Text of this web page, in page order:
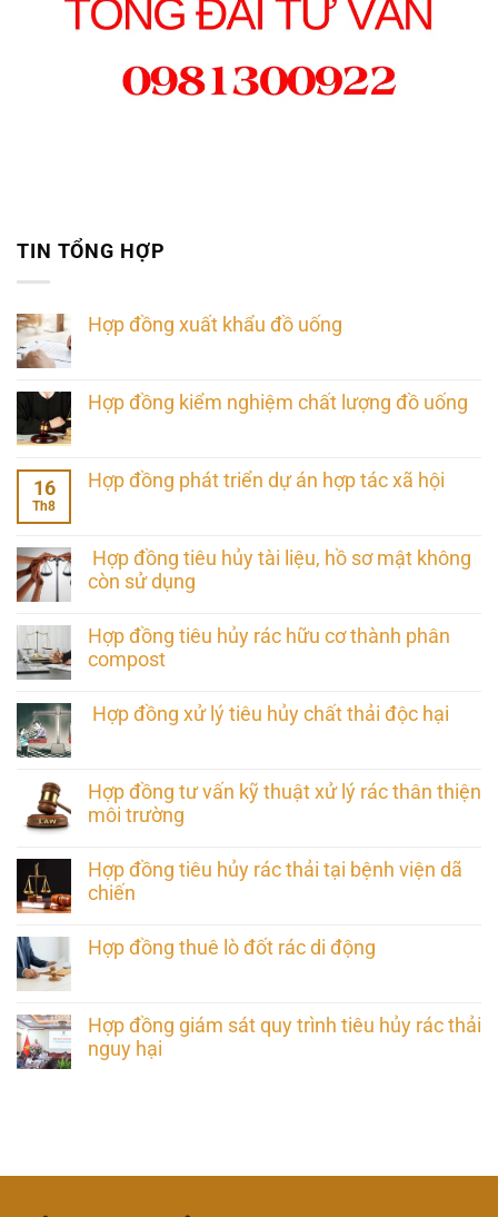
TIN TỔNG HỢP
Hợp đồng xuất khẩu đồ uống
Hợp đồng kiểm nghiệm chất lượng đồ uống
16
Th8
Hợp đồng phát triển dự án hợp tác xã hội
Hợp đồng tiêu hủy tài liệu, hồ sơ mật không
còn sử dụng
Hợp đồng tiêu hủy rác hữu cơ thành phân
compost
Hợp đồng xử lý tiêu hủy chất thải độc hại
Hợp đồng tư vấn kỹ thuật xử lý rác thân thiện
môi trường
Hợp đồng tiêu hủy rác thải tại bệnh viện dã
chiến
Hợp đồng thuê lò đốt rác di động
Hợp đồng giám sát quy trình tiêu hủy rác thải
nguy hại